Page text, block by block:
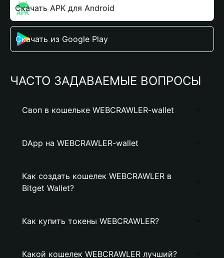
Скачать APK для Android
Скачать из Google Play
ЧАСТО ЗАДАВАЕМЫЕ ВОПРОСЫ
Своп в кошельке WEBCRAWLER-wallet
DApp на WEBCRAWLER-wallet
Как создать кошелек WEBCRAWLER в
Bitget Wallet?
Как купить токены WEBCRAWLER?
Какой кошелек WEBCRAWLER лучший?